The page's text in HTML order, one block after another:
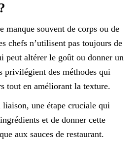
manque souvent de corps ou de
chefs n’utilisent pas toujours de
peut altérer le goût ou donner un
privilégient des méthodes qui
tout en améliorant la texture.
liaison, une étape cruciale qui
et de donner cette
aux sauces de restaurant.